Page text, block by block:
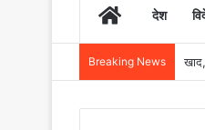
Homeदेश
Breaking News